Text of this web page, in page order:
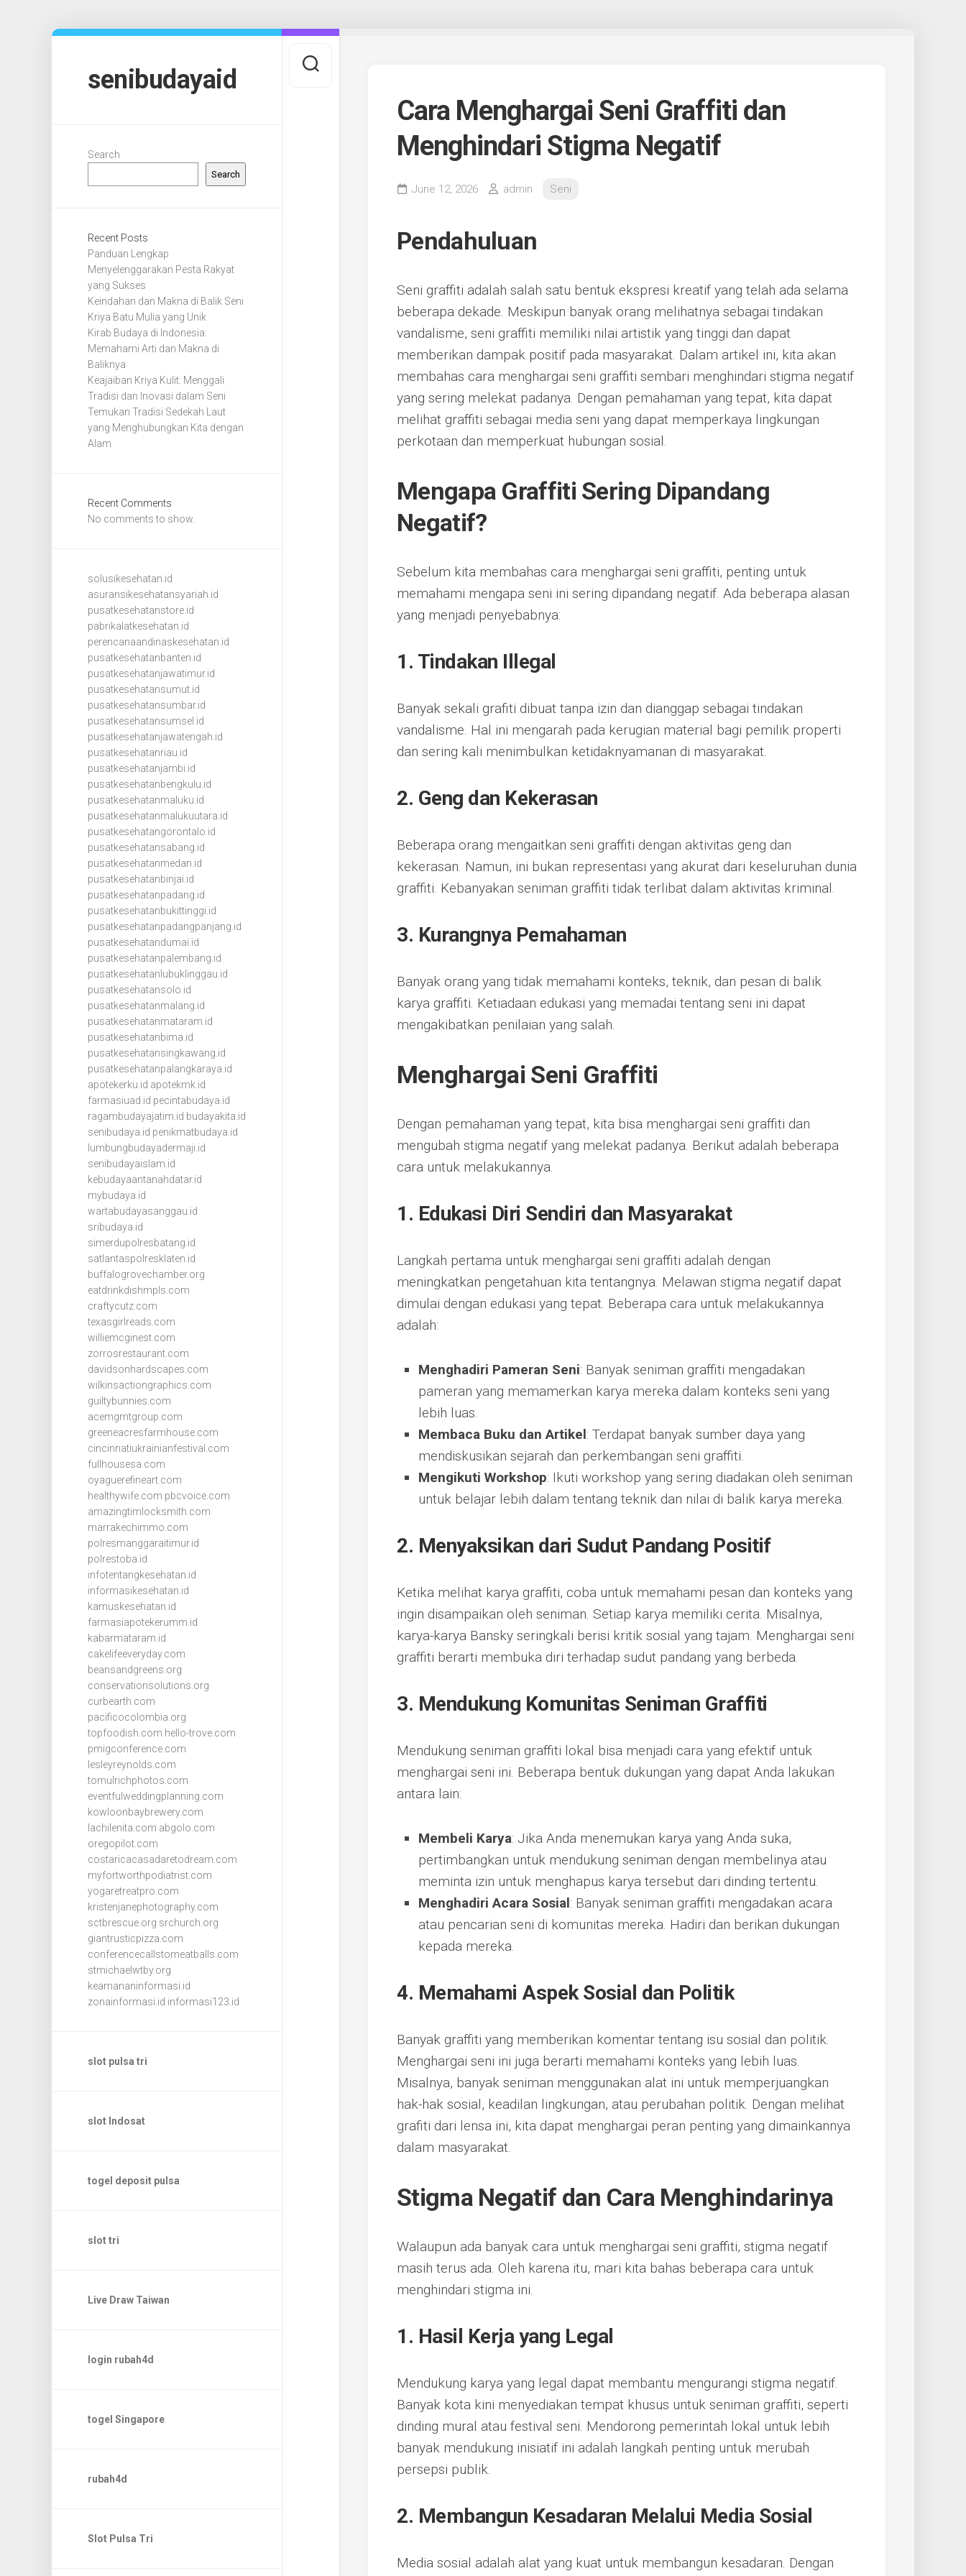
senibudayaid
Search
Search
Recent Posts
Panduan Lengkap
Menyelenggarakan Pesta Rakyat
yang Sukses
Keindahan dan Makna di Balik Seni
Kriya Batu Mulia yang Unik
Kirab Budaya di Indonesia:
Memahami Arti dan Makna di
Baliknya
Keajaiban Kriya Kulit: Menggali
Tradisi dan Inovasi dalam Seni
Temukan Tradisi Sedekah Laut
yang Menghubungkan Kita dengan
Alam
Recent Comments
No comments to show.
solusikesehatan.id
asuransikesehatansyariah.id
pusatkesehatanstore.id
pabrikalatkesehatan.id
perencanaandinaskesehatan.id
pusatkesehatanbanten.id
pusatkesehatanjawatimur.id
pusatkesehatansumut.id
pusatkesehatansumbar.id
pusatkesehatansumsel.id
pusatkesehatanjawatengah.id
pusatkesehatanriau.id
pusatkesehatanjambi.id
pusatkesehatanbengkulu.id
pusatkesehatanmaluku.id
pusatkesehatanmalukuutara.id
pusatkesehatangorontalo.id
pusatkesehatansabang.id
pusatkesehatanmedan.id
pusatkesehatanbinjai.id
pusatkesehatanpadang.id
pusatkesehatanbukittinggi.id
pusatkesehatanpadangpanjang.id
pusatkesehatandumai.id
pusatkesehatanpalembang.id
pusatkesehatanlubuklinggau.id
pusatkesehatansolo.id
pusatkesehatanmalang.id
pusatkesehatanmataram.id
pusatkesehatanbima.id
pusatkesehatansingkawang.id
pusatkesehatanpalangkaraya.id
apotekerku.id apotekmk.id
farmasiuad.id pecintabudaya.id
ragambudayajatim.id budayakita.id
senibudaya.id penikmatbudaya.id
lumbungbudayadermaji.id
senibudayaislam.id
kebudayaantanahdatar.id
mybudaya.id
wartabudayasanggau.id
sribudaya.id
simerdupolresbatang.id
satlantaspolresklaten.id
buffalogrovechamber.org
eatdrinkdishmpls.com
craftycutz.com
texasgirlreads.com
williemcginest.com
zorrosrestaurant.com
davidsonhardscapes.com
wilkinsactiongraphics.com
guiltybunnies.com
acemgmtgroup.com
greeneacresfarmhouse.com
cincinnatiukrainianfestival.com
fullhousesa.com
oyaguerefineart.com
healthywife.com pbcvoice.com
amazingtimlocksmith.com
marrakechimmo.com
polresmanggaraitimur.id
polrestoba.id
infotentangkesehatan.id
informasikesehatan.id
kamuskesehatan.id
farmasiapotekerumm.id
kabarmataram.id
cakelifeeveryday.com
beansandgreens.org
conservationsolutions.org
curbearth.com
pacificocolombia.org
topfoodish.com hello-trove.com
pmigconference.com
lesleyreynolds.com
tomulrichphotos.com
eventfulweddingplanning.com
kowloonbaybrewery.com
lachilenita.com abgolo.com
oregopilot.com
costaricacasadaretodream.com
myfortworthpodiatrist.com
yogaretreatpro.com
kristenjanephotography.com
sctbrescue.org srchurch.org
giantrusticpizza.com
conferencecallstomeatballs.com
stmichaelwtby.org
keamananinformasi.id
zonainformasi.id informasi123.id
slot pulsa tri
slot Indosat
togel deposit pulsa
slot tri
Live Draw Taiwan
login rubah4d
togel Singapore
rubah4d
Slot Pulsa Tri
Cara Menghargai Seni Graffiti dan
Menghindari Stigma Negatif
June 12, 2026 admin Seni
Pendahuluan
Seni graffiti adalah salah satu bentuk ekspresi kreatif yang telah ada selama
beberapa dekade. Meskipun banyak orang melihatnya sebagai tindakan
vandalisme, seni graffiti memiliki nilai artistik yang tinggi dan dapat
memberikan dampak positif pada masyarakat. Dalam artikel ini, kita akan
membahas cara menghargai seni graffiti sembari menghindari stigma negatif
yang sering melekat padanya. Dengan pemahaman yang tepat, kita dapat
melihat graffiti sebagai media seni yang dapat memperkaya lingkungan
perkotaan dan memperkuat hubungan sosial.
Mengapa Graffiti Sering Dipandang
Negatif?
Sebelum kita membahas cara menghargai seni graffiti, penting untuk
memahami mengapa seni ini sering dipandang negatif. Ada beberapa alasan
yang menjadi penyebabnya:
1. Tindakan Illegal
Banyak sekali grafiti dibuat tanpa izin dan dianggap sebagai tindakan
vandalisme. Hal ini mengarah pada kerugian material bagi pemilik properti
dan sering kali menimbulkan ketidaknyamanan di masyarakat.
2. Geng dan Kekerasan
Beberapa orang mengaitkan seni graffiti dengan aktivitas geng dan
kekerasan. Namun, ini bukan representasi yang akurat dari keseluruhan dunia
graffiti. Kebanyakan seniman graffiti tidak terlibat dalam aktivitas kriminal.
3. Kurangnya Pemahaman
Banyak orang yang tidak memahami konteks, teknik, dan pesan di balik
karya graffiti. Ketiadaan edukasi yang memadai tentang seni ini dapat
mengakibatkan penilaian yang salah.
Menghargai Seni Graffiti
Dengan pemahaman yang tepat, kita bisa menghargai seni graffiti dan
mengubah stigma negatif yang melekat padanya. Berikut adalah beberapa
cara untuk melakukannya.
1. Edukasi Diri Sendiri dan Masyarakat
Langkah pertama untuk menghargai seni graffiti adalah dengan
meningkatkan pengetahuan kita tentangnya. Melawan stigma negatif dapat
dimulai dengan edukasi yang tepat. Beberapa cara untuk melakukannya
adalah:
Menghadiri Pameran Seni: Banyak seniman graffiti mengadakan
pameran yang memamerkan karya mereka dalam konteks seni yang
lebih luas.
Membaca Buku dan Artikel: Terdapat banyak sumber daya yang
mendiskusikan sejarah dan perkembangan seni graffiti.
Mengikuti Workshop: Ikuti workshop yang sering diadakan oleh seniman
untuk belajar lebih dalam tentang teknik dan nilai di balik karya mereka.
2. Menyaksikan dari Sudut Pandang Positif
Ketika melihat karya graffiti, coba untuk memahami pesan dan konteks yang
ingin disampaikan oleh seniman. Setiap karya memiliki cerita. Misalnya,
karya-karya Bansky seringkali berisi kritik sosial yang tajam. Menghargai seni
graffiti berarti membuka diri terhadap sudut pandang yang berbeda.
3. Mendukung Komunitas Seniman Graffiti
Mendukung seniman graffiti lokal bisa menjadi cara yang efektif untuk
menghargai seni ini. Beberapa bentuk dukungan yang dapat Anda lakukan
antara lain:
Membeli Karya: Jika Anda menemukan karya yang Anda suka,
pertimbangkan untuk mendukung seniman dengan membelinya atau
meminta izin untuk menghapus karya tersebut dari dinding tertentu.
Menghadiri Acara Sosial: Banyak seniman graffiti mengadakan acara
atau pencarian seni di komunitas mereka. Hadiri dan berikan dukungan
kepada mereka.
4. Memahami Aspek Sosial dan Politik
Banyak graffiti yang memberikan komentar tentang isu sosial dan politik.
Menghargai seni ini juga berarti memahami konteks yang lebih luas.
Misalnya, banyak seniman menggunakan alat ini untuk memperjuangkan
hak-hak sosial, keadilan lingkungan, atau perubahan politik. Dengan melihat
grafiti dari lensa ini, kita dapat menghargai peran penting yang dimainkannya
dalam masyarakat.
Stigma Negatif dan Cara Menghindarinya
Walaupun ada banyak cara untuk menghargai seni graffiti, stigma negatif
masih terus ada. Oleh karena itu, mari kita bahas beberapa cara untuk
menghindari stigma ini.
1. Hasil Kerja yang Legal
Mendukung karya yang legal dapat membantu mengurangi stigma negatif.
Banyak kota kini menyediakan tempat khusus untuk seniman graffiti, seperti
dinding mural atau festival seni. Mendorong pemerintah lokal untuk lebih
banyak mendukung inisiatif ini adalah langkah penting untuk merubah
persepsi publik.
2. Membangun Kesadaran Melalui Media Sosial
Media sosial adalah alat yang kuat untuk membangun kesadaran. Dengan